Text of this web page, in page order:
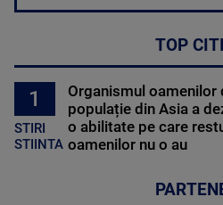
TOP
1
STIRI
STIINTA
Organismul oamenilor
populație din Asia a
o abilitate pe care
oamenilor nu o au